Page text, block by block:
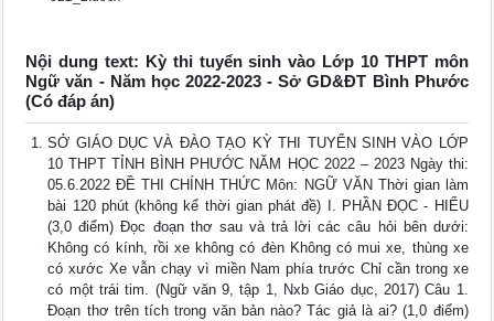
Nội dung text: Kỳ thi tuyển sinh vào Lớp 10 THPT môn
Ngữ văn - Năm học 2022-2023 - Sở GD&ĐT Bình Phước
(Có đáp án)
SỞ GIÁO DỤC VÀ ĐÀO TẠO KỲ THI TUYỂN SINH VÀO LỚP
10 THPT TỈNH BÌNH PHƯỚC NĂM HỌC 2022 – 2023 Ngày thi:
05.6.2022 ĐỀ THI CHÍNH THỨC Môn: NGỮ VĂN Thời gian làm
bài 120 phút (không kể thời gian phát đề) I. PHẦN ĐỌC - HIỂU
(3,0 điểm) Đọc đoạn thơ sau và trả lời các câu hỏi bên dưới:
Không có kính, rồi xe không có đèn Không có mui xe, thùng xe
có xước Xe vẫn chạy vì miền Nam phía trước Chỉ cần trong xe
có một trái tim. (Ngữ văn 9, tập 1, Nxb Giáo dục, 2017) Câu 1.
Đoạn thơ trên tích trong văn bản nào? Tác giả là ai? (1,0 điểm)